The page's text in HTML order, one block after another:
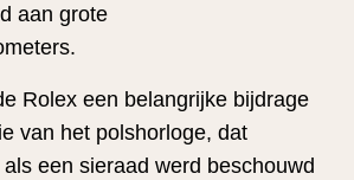
aan grote
Rolex een belangrijke bijdrage
van het polshorloge, dat
een sieraad werd beschouwd